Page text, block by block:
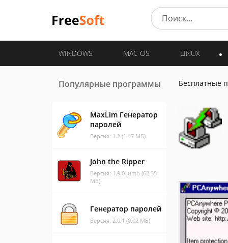
WINDOWS MAC OS LINUX
Популярные программы
MaxLim Генератор
паролей
Версия: 1.2 (1.47 МБ)
John the Ripper
Версия: 1.9.0 Jumb (62.35
МБ)
Генератор паролей
Версия: 2.0.1 (0.02 МБ)
Бесплатные